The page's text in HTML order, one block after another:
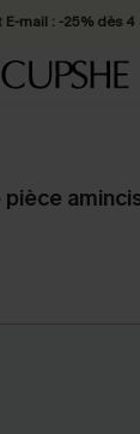
E-mail : -25% dès 4
pièce